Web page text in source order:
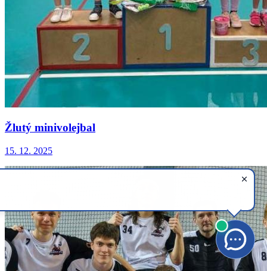
Žlutý minivolejbal
15. 12. 2025